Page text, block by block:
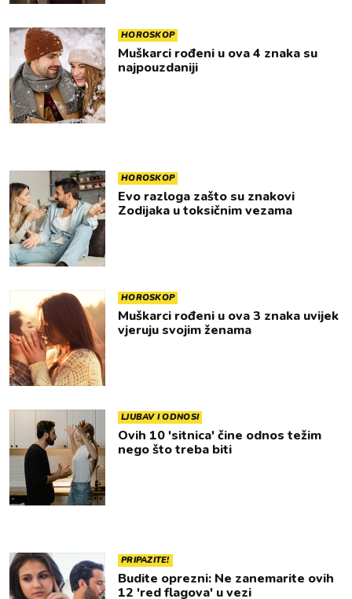
HOROSKOP
Muškarci rođeni u ova 4 znaka su
najpouzdaniji
HOROSKOP
Evo razloga zašto su znakovi
Zodijaka u toksičnim vezama
HOROSKOP
Muškarci rođeni u ova 3 znaka uvijek
vjeruju svojim ženama
LJUBAV I ODNOSI
Ovih 10 'sitnica' čine odnos težim
nego što treba biti
PRIPAZITE!
Budite oprezni: Ne zanemarite ovih
12 'red flagova' u vezi